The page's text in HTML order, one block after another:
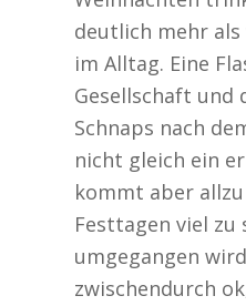
deutlich mehr als
im Alltag. Eine
Gesellschaft und
Schnaps nach
nicht gleich ein
kommt aber
Festtagen viel
umgegangen
zwischendurch